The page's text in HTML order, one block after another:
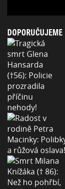
DOPORUČUJEME